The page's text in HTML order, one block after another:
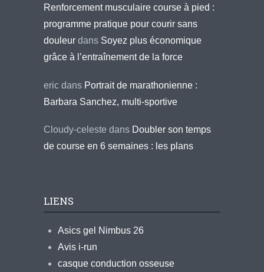
Renforcement musculaire course à pied :
programme pratique pour courir sans
douleur dans Soyez plus économique
grâce à l’entraînement de la force
eric dans Portrait de marathonienne :
Barbara Sanchez, multi-sportive
Cloudy-celeste dans Doubler son temps
de course en 6 semaines : les plans
LIENS
Asics gel Nimbus 26
Avis i-run
casque conduction osseuse